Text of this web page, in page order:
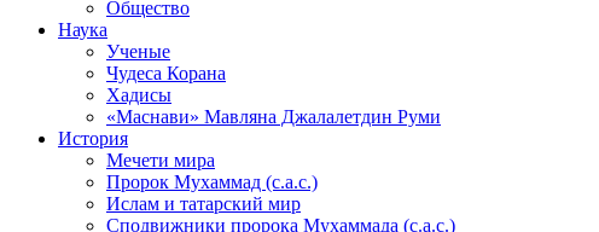
Общество
Наука
Ученые
Чудеса Корана
Хадисы
«Маснави» Мавляна Джалалетдин Руми
История
Мечети мира
Пророк Мухаммад (с.а.с.)
Ислам и татарский мир
Сподвижники пророка Мухаммада (с.а.с.)